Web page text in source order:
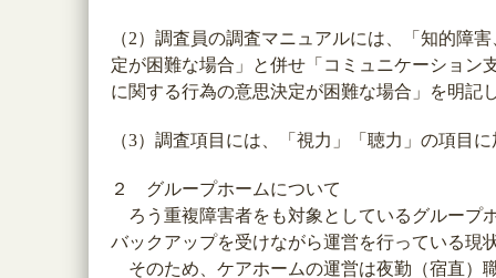
（2）調査員の調査マニュアルには、「知的障
定が困難な場合」と併せ「コミュニケーション
に関する行為の意思決定が困難な場合」を明記
（3）調査項目には、「視力」「聴力」の項目
２ グループホームについて
ろう重複障害者をも対象としているグループ
バックアップを受けながら運営を行っている現
そのため、ケアホームの運営は夜勤（宿直）